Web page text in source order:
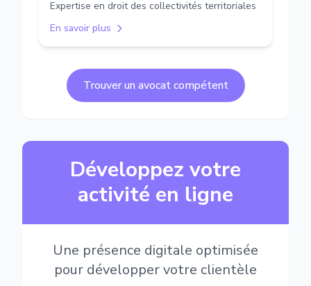
Expertise en droit des collectivités territoriales
En savoir plus
Trouver un avocat compétent
Développez votre
activité en ligne
Une présence digitale optimisée
pour développer votre clientèle